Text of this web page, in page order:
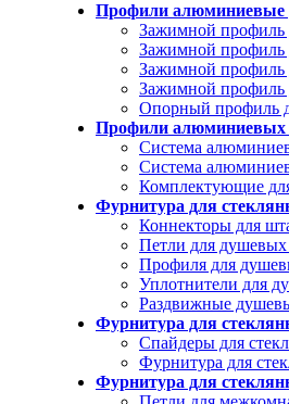
Профили алюминиевые
Зажимной профиль
Зажимной профиль
Зажимной профиль
Зажимной профиль
Опорный профиль
Профили алюминиевых
Система
Система
Комплектующие
Фурнитура для
Коннекторы для
Петли для душевых
Профиля для
Уплотнители для
Раздвижные
Фурнитура для
Спайдеры для
Фурнитура для
Фурнитура для